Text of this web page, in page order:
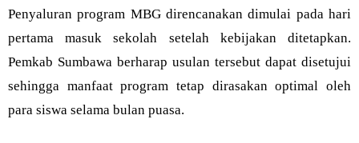
Penyaluran program MBG direncanakan dimulai pada hari
pertama masuk sekolah setelah kebijakan ditetapkan.
Pemkab Sumbawa berharap usulan tersebut dapat disetujui
sehingga manfaat program tetap dirasakan optimal oleh
para siswa selama bulan puasa.